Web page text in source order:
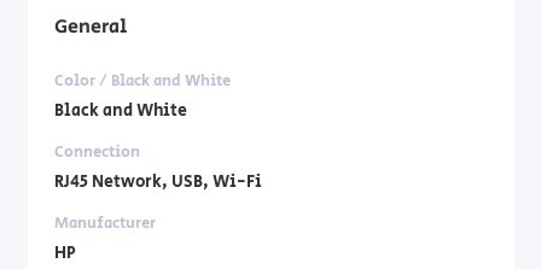
General
Color / Black and White
Black and White
Connection
RJ45 Network, USB, Wi-Fi
Manufacturer
HP